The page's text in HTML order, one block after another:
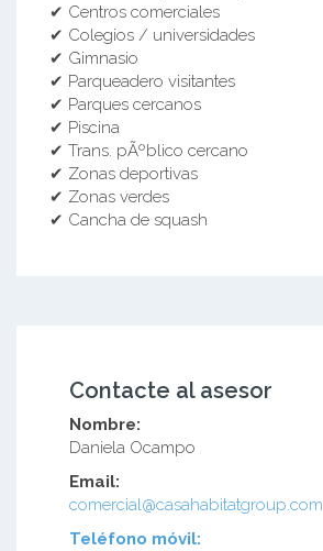
✔ Centros comerciales
✔ Colegios / universidades
✔ Gimnasio
✔ Parqueadero visitantes
✔ Parques cercanos
✔ Piscina
✔ Trans. pÃºblico cercano
✔ Zonas deportivas
✔ Zonas verdes
✔ Cancha de squash
Contacte al asesor
Nombre:
Daniela Ocampo
Email:
comercial@casahabitatgroup.com
Teléfono móvil: